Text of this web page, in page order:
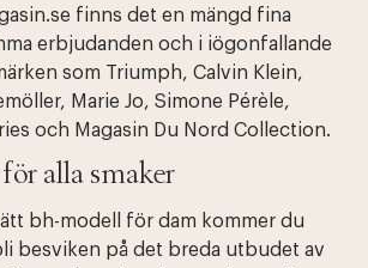
finns det en mängd fina
erbjudanden och i iögonfallande
som Triumph, Calvin Klein,
Marie Jo, Simone Pérèle,
och Magasin Du Nord Collection.
alla smaker
bh-modell för dam kommer du
besviken på det breda utbudet av